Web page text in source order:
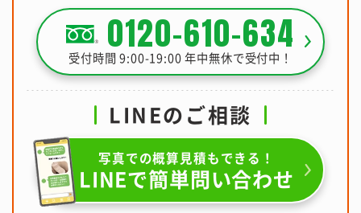
0120-610-634
受付時間 9:00-19:00 年中無休で受付中！
LINEのご相談
写真での概算見積もできる！
LINEで簡単問い合わせ